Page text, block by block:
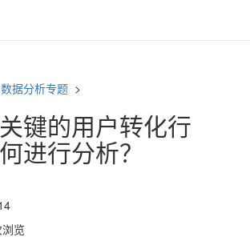
数据分析专题 >
键的用户转化行
进行分析？
览